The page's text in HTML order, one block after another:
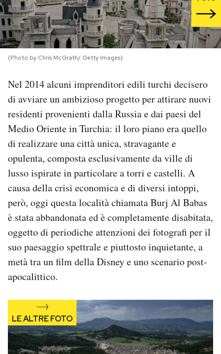
NEWSLETTER
I MIEI PREFERITI
SHOP
CALENDARIO
AREA PERSONALE
Area Personale
Newsletter
Notifiche mobile
Regala il Post
Hai bisogno di aiuto?
Esci
(Photo by Chris McGrath/ Getty Images)
Nel 2014 alcuni imprenditori edili turchi decisero
di avviare un ambizioso progetto per attirare nuovi
residenti provenienti dalla Russia e dai paesi del
Medio Oriente in Turchia: il loro piano era quello
di realizzare una città unica, stravagante e
opulenta, composta esclusivamente da ville di
lusso ispirate in particolare a torri e castelli. A
causa della crisi economica e di diversi intoppi,
però, oggi questa località chiamata Burj Al Babas
è stata abbandonata ed è completamente disabitata,
oggetto di periodiche attenzioni dei fotografi per il
suo paesaggio spettrale e piuttosto inquietante, a
metà tra un film della Disney e uno scenario post-
apocalittico.